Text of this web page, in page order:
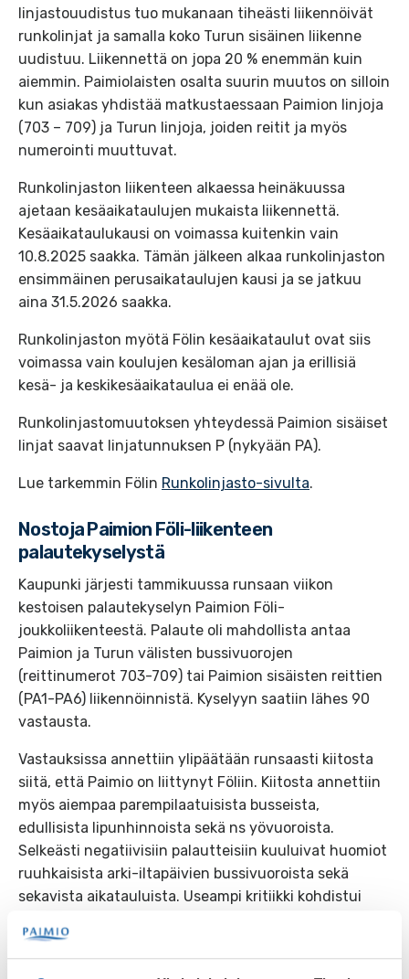
linjastouudistus tuo mukanaan tiheästi liikennöivät
runkolinjat ja samalla koko Turun sisäinen liikenne
uudistuu. Liikennettä on jopa 20 % enemmän kuin
aiemmin. Paimiolaisten osalta suurin muutos on silloin
kun asiakas yhdistää matkustaessaan Paimion linjoja
(703 – 709) ja Turun linjoja, joiden reitit ja myös
numerointi muuttuvat.
Runkolinjaston liikenteen alkaessa heinäkuussa
ajetaan kesäaikataulujen mukaista liikennettä.
Kesäaikataulukausi on voimassa kuitenkin vain
10.8.2025 saakka. Tämän jälkeen alkaa runkolinjaston
ensimmäinen perusaikataulujen kausi ja se jatkuu
aina 31.5.2026 saakka.
Runkolinjaston myötä Fölin kesäaikataulut ovat siis
voimassa vain koulujen kesäloman ajan ja erillisiä
kesä- ja keskikesäaikataulua ei enää ole.
Runkolinjastomuutoksen yhteydessä Paimion sisäiset
linjat saavat linjatunnuksen P (nykyään PA).
Lue tarkemmin Fölin Runkolinjasto-sivulta.
Nostoja Paimion Föli-liikenteen
palautekyselystä
Kaupunki järjesti tammikuussa runsaan viikon
kestoisen palautekyselyn Paimion Föli-
joukkoliikenteestä. Palaute oli mahdollista antaa
Paimion ja Turun välisten bussivuorojen
(reittinumerot 703-709) tai Paimion sisäisten reittien
(PA1-PA6) liikennöinnistä. Kyselyyn saatiin lähes 90
vastausta.
Vastauksissa annettiin ylipäätään runsaasti kiitosta
siitä, että Paimio on liittynyt Föliin. Kiitosta annettiin
myös aiempaa parempilaatuisista busseista,
edullisista lipunhinnoista sekä ns yövuoroista.
Selkeästi negatiivisiin palautteisiin kuuluivat huomiot
ruuhkaisista arki-iltapäivien bussivuoroista sekä
sekavista aikatauluista. Useampi kritiikki kohdistui
Sisäisten reittien osalta nousi esille se, että Veikkarin
suunnasta puuttuu liikenne kokonaan (aiemmin eli